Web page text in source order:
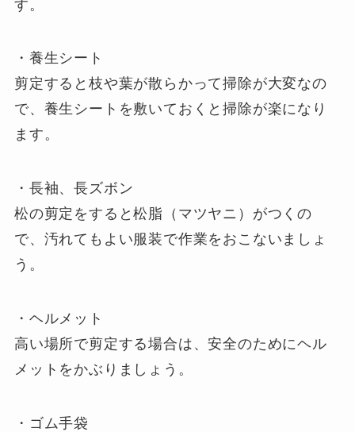
す。
・養生シート
剪定すると枝や葉が散らかって掃除が大変なの
で、養生シートを敷いておくと掃除が楽になり
ます。
・長袖、長ズボン
松の剪定をすると松脂（マツヤニ）がつくの
で、汚れてもよい服装で作業をおこないましょ
う。
・ヘルメット
高い場所で剪定する場合は、安全のためにヘル
メットをかぶりましょう。
・ゴム手袋